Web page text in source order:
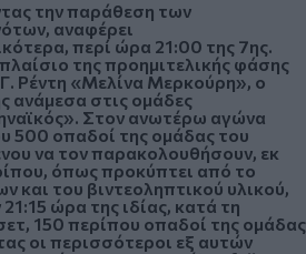
την παράθεση των
αναφέρει
περί ώρα 21:00 της 7ης.
της προημιτελικής φάσης
Ρέντη «Μελίνα Μερκούρη», ο
ανάμεσα στις ομάδες
Στον ανωτέρω αγώνα
500 οπαδοί της ομάδας του
να τον παρακολουθήσουν, εκ
όπως προκύπτει από το
και του βιντεοληπτικού υλικού,
ώρα της ιδίας, κατά τη
150 περίπου οπαδοί της ομάδας
οι περισσότεροι εξ αυτών